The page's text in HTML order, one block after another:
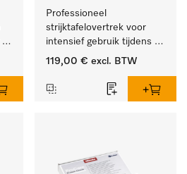
Professioneel
strijktafelovertrek voor
intensief gebruik tijdens
de industriële werkdag.
119,00 € excl. BTW